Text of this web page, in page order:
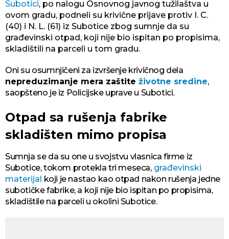
Subotici, po nalogu Osnovnog javnog tužilaštva u
ovom gradu, podneli su krivične prijave protiv I. C.
(40) i N. L. (61) iz Subotice zbog sumnje da su
građevinski otpad, koji nije bio ispitan po propisima,
skladištili na parceli u tom gradu.
Oni su osumnjičeni za izvršenje krivičnog dela
nepreduzimanje mera zaštite životne sredine,
saopšteno je iz Policijske uprave u Subotici.
Otpad sa rušenja fabrike
skladišten mimo propisa
Sumnja se da su one u svojstvu vlasnica firme iz
Subotice, tokom protekla tri meseca,građevinski
materijal koji je nastao kao otpad nakon rušenja jedne
subotičke fabrike, a koji nije bio ispitan po propisima,
skladištile na parceli u okolini Subotice.